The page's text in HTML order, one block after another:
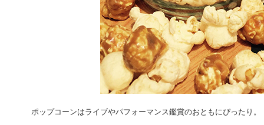
ポップコーンはライブやパフォーマンス鑑賞のおともにぴったり。